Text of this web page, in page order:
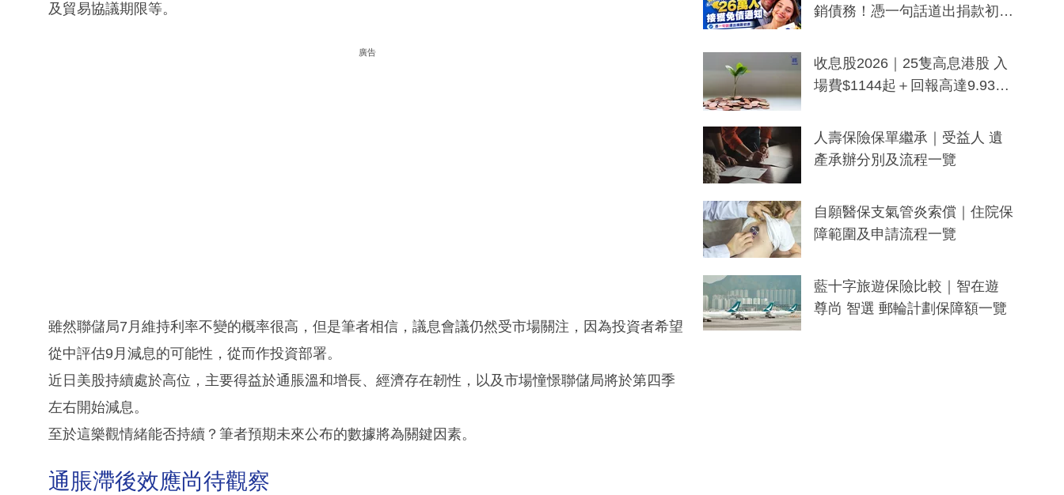
及貿易協議期限等。
廣告
雖然聯儲局7月維持利率不變的概率很高，但是筆者相信，議息會議仍然受市場關注，因為投資者希望
從中評估9月減息的可能性，從而作投資部署。
近日美股持續處於高位，主要得益於通脹溫和增長、經濟存在韌性，以及市場憧憬聯儲局將於第四季
左右開始減息。
至於這樂觀情緒能否持續？筆者預期未來公布的數據將為關鍵因素。
通脹滯後效應尚待觀察
銷債務！憑一句話道出捐款初
一度被誤當詐騙手段
收息股2026｜25隻高息港股 入
場費$1144起＋回報高達9.93
人壽保險保單繼承｜受益人 遺
產承辦分別及流程一覽
自願醫保支氣管炎索償｜住院保
障範圍及申請流程一覽
藍十字旅遊保險比較｜智在遊
尊尚 智選 郵輪計劃保障額一覽